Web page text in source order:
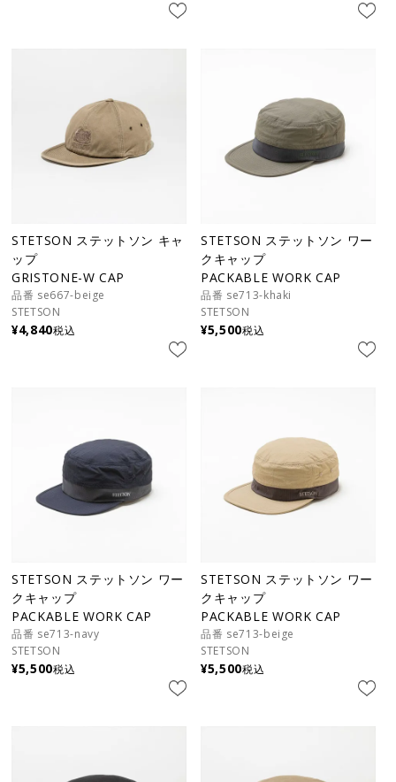
STETSON ステットソン キャ
ップ
GRISTONE-W CAP
品番 se667-beige
STETSON
¥4,840税込
STETSON ステットソン ワー
クキャップ
PACKABLE WORK CAP
品番 se713-khaki
STETSON
¥5,500税込
STETSON ステットソン ワー
クキャップ
PACKABLE WORK CAP
品番 se713-navy
STETSON
¥5,500税込
STETSON ステットソン ワー
クキャップ
PACKABLE WORK CAP
品番 se713-beige
STETSON
¥5,500税込